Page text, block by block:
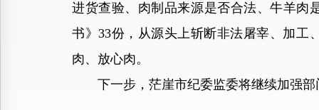
进货查验、肉制品来源是否合法、牛羊肉
书》33份，从源头上斩断非法屠宰、加工
肉、放心肉。
下一步，茫崖市纪委监委将继续加强部